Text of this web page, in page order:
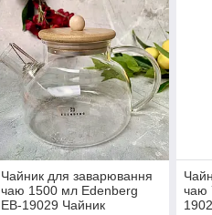
Чайник для заварювання
чаю 1500 мл Edenberg
EB-19029 Чайник
чаю